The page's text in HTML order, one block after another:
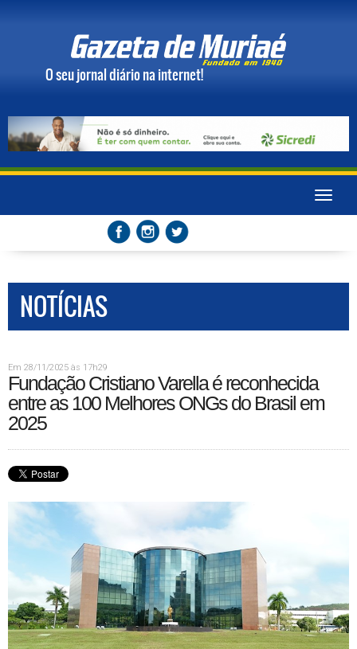
O seu jornal diário na internet!
Toggle
NOTÍCIAS
Em 28/11/2025 às 17h29
Fundação Cristiano Varella é reconhecida
entre as 100 Melhores ONGs do Brasil em
2025